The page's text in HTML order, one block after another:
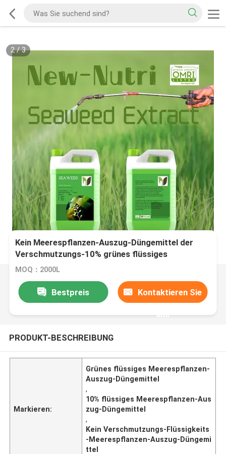
2/3
Kein Meerespflanzen-Auszug-Düngemittel der
Verschmutzungs-10% grünes flüssiges
MOQ：2000L
Bestpreis Kontaktieren Sie
uns
PRODUKT-BESCHREIBUNG
Markieren:
Grünes flüssiges Meerespflanzen-
Auszug-Düngemittel
,
10% flüssiges Meerespflanzen-Aus
zug-Düngemittel
,
Kein Verschmutzungs-Flüssigkeits
-Meerespflanzen-Auszug-Düngemi
ttel